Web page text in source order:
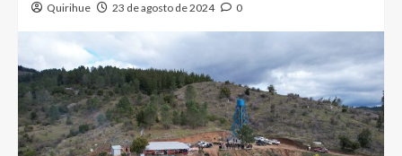
Quirihue 23 de agosto de 2024 0